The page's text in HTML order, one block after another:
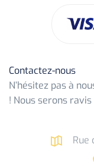
Contactez-nous
N’hésitez pas à
! Nous serons
Rue